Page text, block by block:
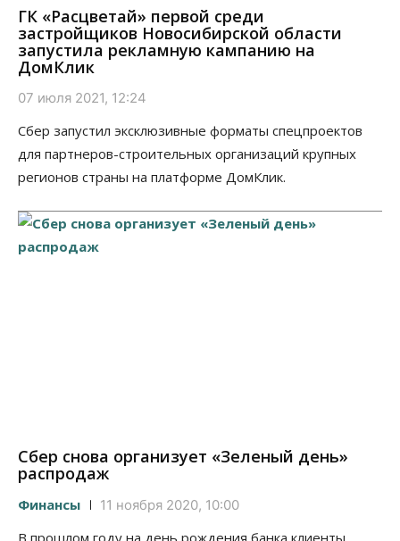
ГК «Расцветай» первой среди
застройщиков Новосибирской области
запустила рекламную кампанию на
ДомКлик
07 июля 2021, 12:24
Сбер запустил эксклюзивные форматы спецпроектов
для партнеров-строительных организаций крупных
регионов страны на платформе ДомКлик.
Сбер снова организует «Зеленый день»
распродаж
Финансы 11 ноября 2020, 10:00
В прошлом году на день рождения банка клиенты